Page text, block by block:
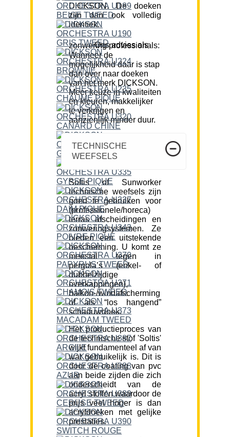
DICKSON. De doeken
zijn dan ook volledig
identiek.
Ons advies als zonwering professionals:
Wanneer de
mogelijkheid daar is stap
dan over naar doeken
van het merk DICKSON.
Meer keuze in kwaliteiten
en kleuren, makkelijker
te verkrijgen en
aanzienlijk minder duur.
TECHNISCHE
WEEFSELS
Soltis of Sunworker
technische weefsels zijn
goed te gebruiken voor
(professionele/horeca)
terras afscheidingen en
zonweringsystemen. Ze
bieden een uitstekende
bescherming. U komt ze
meestal tegen in
pergola’s (enkel- of
dubbelzijdige
overkappingen),
balkon-/windafscherming
of als “los hangend”
schaduwdoek.
Het productieproces van
de technische stof 'Soltis'
wijkt fundamenteel af van
wat gebruikelijk is. Dit is
door de coating van pvc
aan beide zijden die zich
onderscheidt van de
acryl stoffen waardoor de
prijs veel hoger is dan
acryldoeken met gelijke
prestaties.